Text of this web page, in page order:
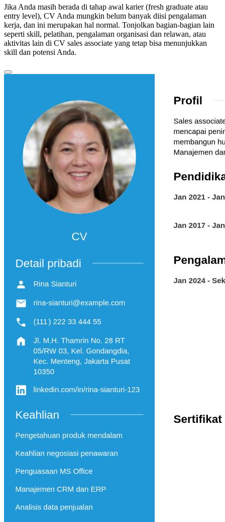
Jika Anda masih berada di tahap awal karier (fresh graduate atau
entry level), CV Anda mungkin belum banyak diisi pengalaman
kerja, dan ini merupakan hal normal. Tonjolkan bagian-bagian lain
seperti skill, pelatihan, pengalaman organisasi dan relawan, atau
aktivitas lain di CV sales associate yang tetap bisa menunjukkan
skill dan potensi Anda.